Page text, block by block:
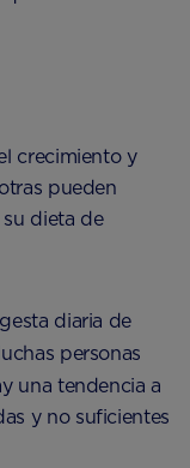
crecimiento y
pueden
dieta de
diaria de
personas
una tendencia a
y no suficientes